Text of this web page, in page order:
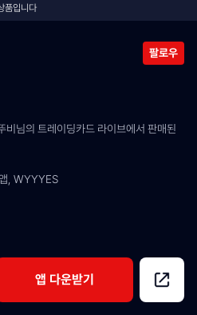
품입니다
팔로우
님의 트레이딩카드 라이브에서 판매된
, WYYYES
앱 다운받기